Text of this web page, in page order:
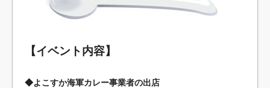
【イベント内容】
◆よこすか海軍カレー事業者の出店